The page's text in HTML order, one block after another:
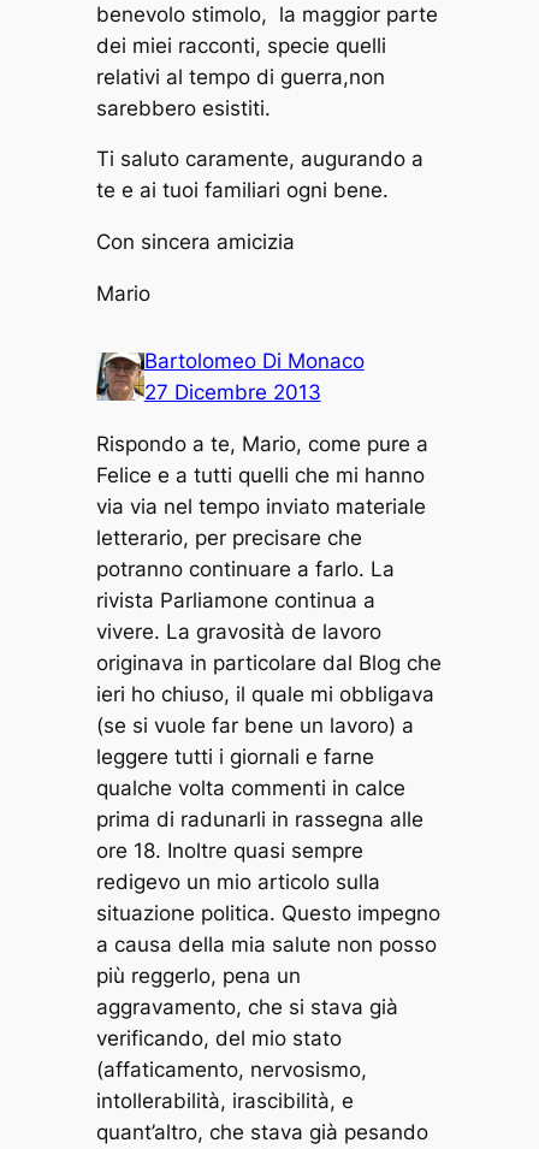
benevolo stimolo, la maggior parte
dei miei racconti, specie quelli
relativi al tempo di guerra,non
sarebbero esistiti.
Ti saluto caramente, augurando a
te e ai tuoi familiari ogni bene.
Con sincera amicizia
Mario
Bartolomeo Di Monaco
27 Dicembre 2013
Rispondo a te, Mario, come pure a
Felice e a tutti quelli che mi hanno
via via nel tempo inviato materiale
letterario, per precisare che
potranno continuare a farlo. La
rivista Parliamone continua a
vivere. La gravosità de lavoro
originava in particolare dal Blog che
ieri ho chiuso, il quale mi obbligava
(se si vuole far bene un lavoro) a
leggere tutti i giornali e farne
qualche volta commenti in calce
prima di radunarli in rassegna alle
ore 18. Inoltre quasi sempre
redigevo un mio articolo sulla
situazione politica. Questo impegno
a causa della mia salute non posso
più reggerlo, pena un
aggravamento, che si stava già
verificando, del mio stato
(affaticamento, nervosismo,
intollerabilità, irascibilità, e
quant’altro, che stava già pesando